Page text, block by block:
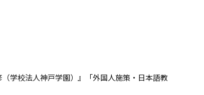
学校法人神戸学園）』「外国人施策・日本語教